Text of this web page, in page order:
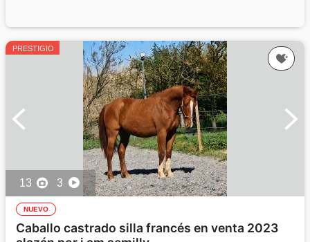
PRESTIGIO
13 3
NUEVO
Caballo castrado silla francés en venta 2023